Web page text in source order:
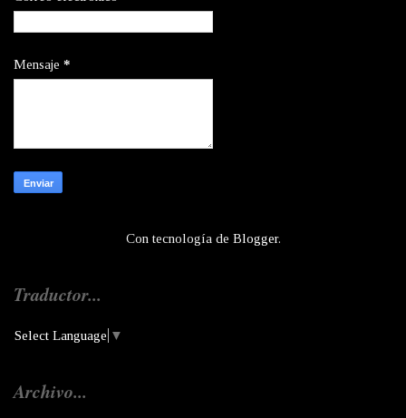
Mensaje *
Con tecnología de Blogger.
Traductor...
Select Language ▼
Archivo...